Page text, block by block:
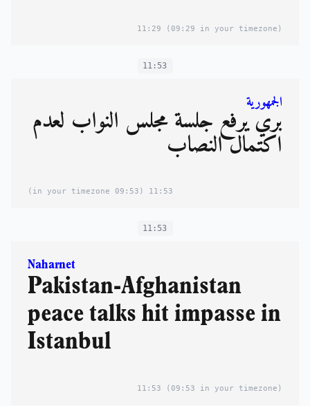
11:29 (09:29 in your timezone)
11:53
الجمهورية
بري يرفع جلسة مجلس النواب لعدم
اكتمال النصاب
11:53
(09:53 in your timezone)
11:53
Naharnet
Pakistan-Afghanistan
peace talks hit impasse in
Istanbul
11:53 (09:53 in your timezone)